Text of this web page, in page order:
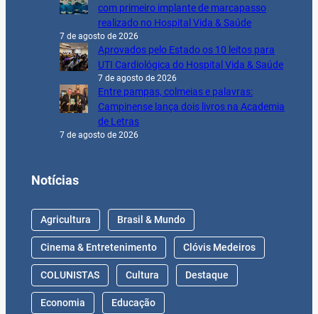
com primeiro implante de marcapasso
realizado no Hospital Vida & Saúde
7 de agosto de 2026
Aprovados pelo Estado os 10 leitos para
UTI Cardiológica do Hospital Vida & Saúde
7 de agosto de 2026
Entre pampas, colmeias e palavras:
Campinense lança dois livros na Academia
de Letras
7 de agosto de 2026
Notícias
Agricultura Brasil & Mundo
Cinema & Entretenimento Clóvis Medeiros
COLUNISTAS Cultura Destaque
Economia Educação